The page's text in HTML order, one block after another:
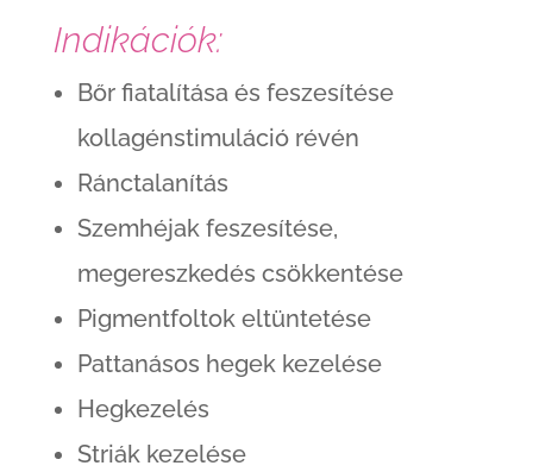
Indikációk:
Bőr fiatalítása és feszesítése
kollagénstimuláció révén
Ránctalanítás
Szemhéjak feszesítése,
megereszkedés csökkentése
Pigmentfoltok eltüntetése
Pattanásos hegek kezelése
Hegkezelés
Striák kezelése